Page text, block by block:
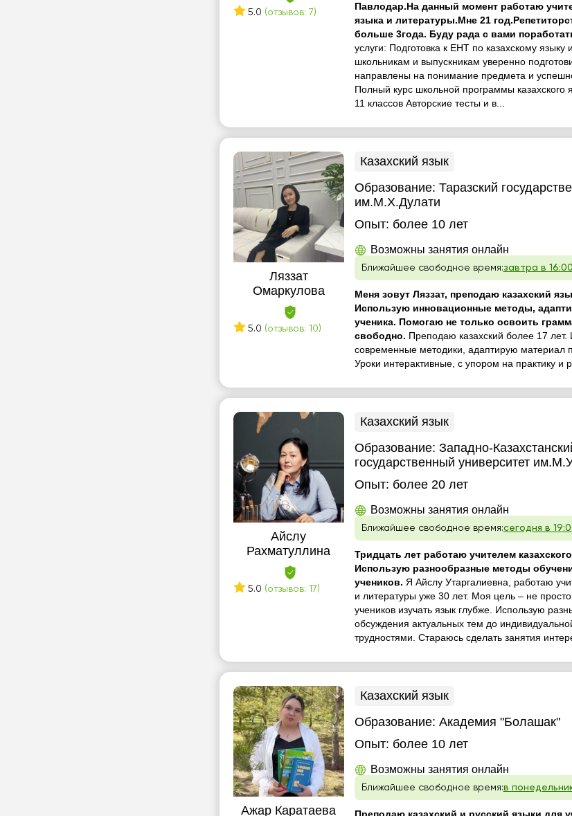
5.0 (отзывов: 7)
Павлодар.На данный момент работаю
языка и литературы.Мне 21
больше 3года. Буду рада с вами
услуги: Подготовка к ЕНТ по казахскому
школьникам и выпускникам уверенно
направлены на понимание предмета и
Полный курс школьной программы казахского
11 классов Авторские тесты и в...
Ляззат
Омаркулова
5.0 (отзывов: 10)
Казахский язык
Образование: Таразский
им.М.Х.Дулати
Опыт: более 10 лет
Возможны занятия онлайн
Ближайшее свободное время:завтра в 16:00
Меня зовут Ляззат, преподаю казахский
Использую инновационные методы,
ученика. Помогаю не только освоить
свободно. Преподаю казахский более 17 лет.
современные методики, адаптирую материал
Уроки интерактивные, с упором на практику и
Айслу
Рахматуллина
5.0 (отзывов: 17)
Казахский язык
Образование: Западно-
государственный университет
Опыт: более 20 лет
Возможны занятия онлайн
Ближайшее свободное время:сегодня в
Тридцать лет работаю учителем
Использую разнообразные методы
учеников. Я Айслу Утаргалиевна, работаю
и литературы уже 30 лет. Моя цель – не
учеников изучать язык глубже. Использую
обсуждения актуальных тем до
трудностями. Стараюсь сделать занятия
Ажар Каратаева
Казахский язык
Образование: Академия "Болашак"
Опыт: более 10 лет
Возможны занятия онлайн
Ближайшее свободное время:в